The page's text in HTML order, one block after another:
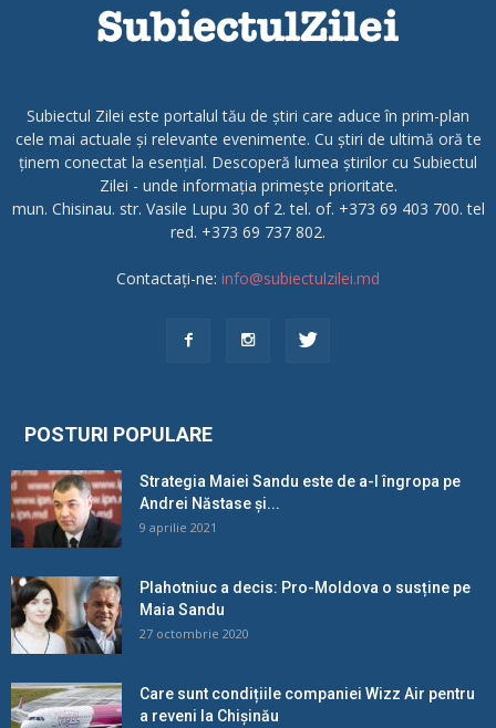
Subiectul Zilei este portalul tău de știri care aduce în prim-plan
cele mai actuale și relevante evenimente. Cu știri de ultimă oră te
ținem conectat la esențial. Descoperă lumea știrilor cu Subiectul
Zilei - unde informația primește prioritate.
mun. Chisinau. str. Vasile Lupu 30 of 2. tel. of. +373 69 403 700. tel
red. +373 69 737 802.
Contactați-ne: info@subiectulzilei.md
POSTURI POPULARE
Strategia Maiei Sandu este de a-l îngropa pe
Andrei Năstase și...
9 aprilie 2021
Plahotniuc a decis: Pro-Moldova o susține pe
Maia Sandu
27 octombrie 2020
Care sunt condițiile companiei Wizz Air pentru
a reveni la Chișinău